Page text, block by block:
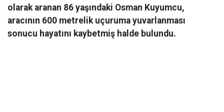
olarak aranan 86 yaşındaki Osman Kuyumcu,
aracının 600 metrelik uçuruma yuvarlanması
sonucu hayatını kaybetmiş halde bulundu.